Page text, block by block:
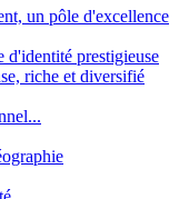
un pôle d'excellence
d'identité prestigieuse
riche et diversifié